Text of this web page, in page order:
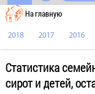
На главную
2018 2017 2016
Статистика
сирот и детей,